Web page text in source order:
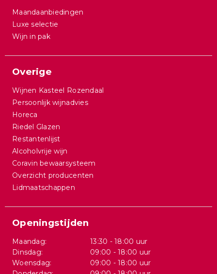
Maandaanbiedingen
Luxe selectie
Wijn in pak
Overige
Wijnen Kasteel Rozendaal
Persoonlijk wijnadvies
Horeca
Riedel Glazen
Restantenlijst
Alcoholvrije wijn
Coravin bewaarsysteem
Overzicht producenten
Lidmaatschappen
Openingstijden
Maandag:
13:30 - 18:00 uur
Dinsdag:
09:00 - 18:00 uur
Woensdag:
09:00 - 18:00 uur